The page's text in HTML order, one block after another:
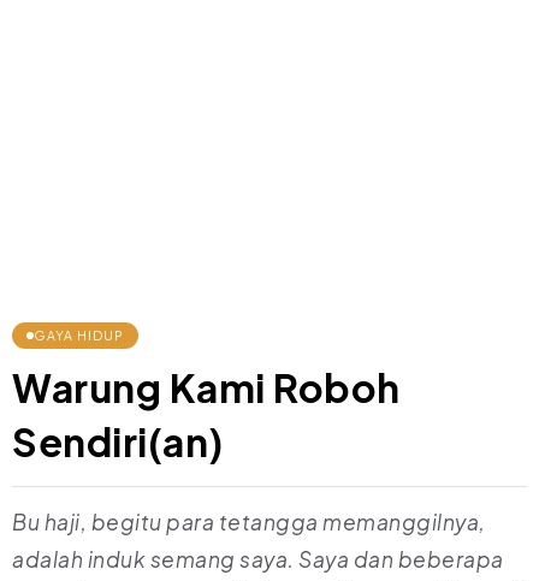
GAYA HIDUP
Warung Kami Roboh
Sendiri(an)
Bu haji, begitu para tetangga memanggilnya,
adalah induk semang saya. Saya dan beberapa